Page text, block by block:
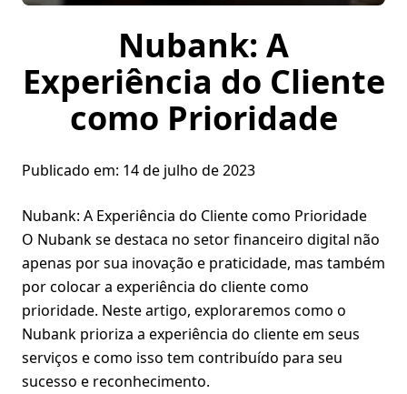
Nubank: A
Experiência do Cliente
como Prioridade
Publicado em: 14 de julho de 2023
Nubank: A Experiência do Cliente como Prioridade
O Nubank se destaca no setor financeiro digital não
apenas por sua inovação e praticidade, mas também
por colocar a experiência do cliente como
prioridade. Neste artigo, exploraremos como o
Nubank prioriza a experiência do cliente em seus
serviços e como isso tem contribuído para seu
sucesso e reconhecimento.